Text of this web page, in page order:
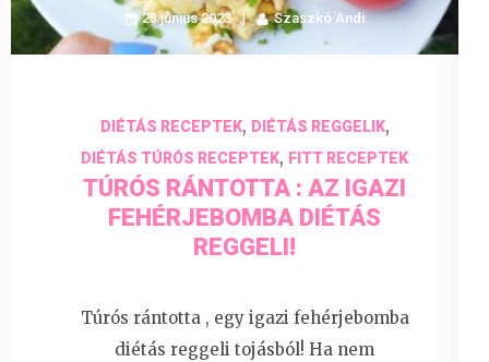
23 június 2023 Szaszkó Andi
DIÉTÁS RECEPTEK, DIÉTÁS REGGELIK,
DIÉTÁS TÚRÓS RECEPTEK, FITT RECEPTEK
TÚRÓS RÁNTOTTA : AZ IGAZI
FEHÉRJEBOMBA DIÉTÁS
REGGELI!
Túrós rántotta , egy igazi fehérjebomba
diétás reggeli tojásból! Ha nem